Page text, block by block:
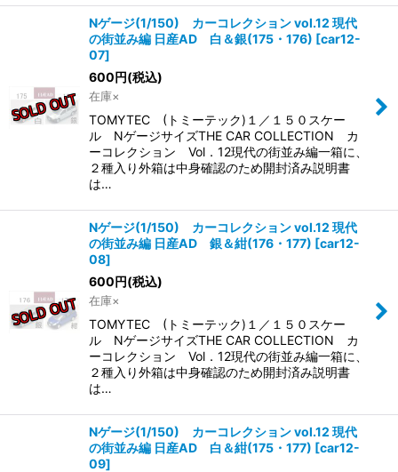
Nゲージ(1/150) カーコレクション vol.12 現代
の街並み編 日産AD 白＆銀(175・176) [car12-
07]
600円(税込)
在庫×
TOMYTEC (トミーテック)１／１５０スケー
ル NゲージサイズTHE CAR COLLECTION カ
ーコレクション Vol．12現代の街並み編一箱に、
２種入り外箱は中身確認のため開封済み説明書
は…
Nゲージ(1/150) カーコレクション vol.12 現代
の街並み編 日産AD 銀＆紺(176・177) [car12-
08]
600円(税込)
在庫×
TOMYTEC (トミーテック)１／１５０スケー
ル NゲージサイズTHE CAR COLLECTION カ
ーコレクション Vol．12現代の街並み編一箱に、
２種入り外箱は中身確認のため開封済み説明書
は…
Nゲージ(1/150) カーコレクション vol.12 現代
の街並み編 日産AD 白＆紺(175・177) [car12-
09]